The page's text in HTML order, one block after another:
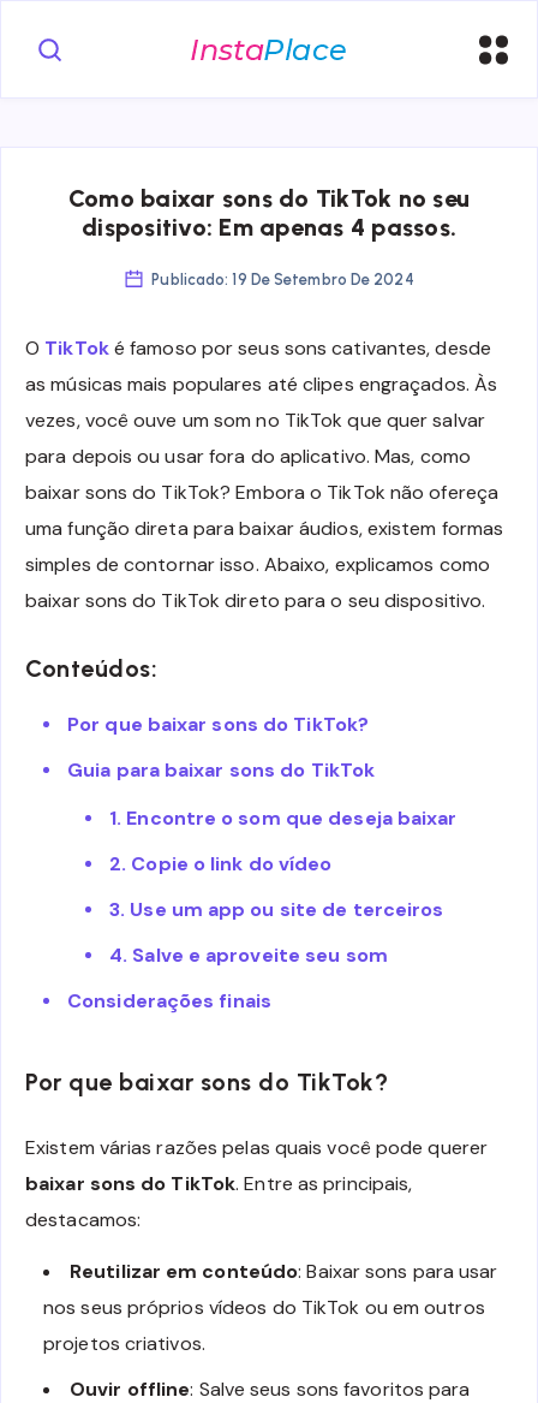
Como baixar sons do TikTok no seu
dispositivo: Em apenas 4 passos.
Publicado: 19 De Setembro De 2024
O TikToké famoso por seus sons cativantes, desde
as músicas mais populares até clipes engraçados. Às
vezes, você ouve um som no TikTok que quer salvar
para depois ou usar fora do aplicativo. Mas, como
baixar sons do TikTok? Embora o TikTok não ofereça
uma função direta para baixar áudios, existem formas
simples de contornar isso. Abaixo, explicamos como
baixar sons do TikTok direto para o seu dispositivo.
Conteúdos:
Por que baixar sons do TikTok?
Guia para baixar sons do TikTok
1. Encontre o som que deseja baixar
2. Copie o link do vídeo
3. Use um app ou site de terceiros
4. Salve e aproveite seu som
Considerações finais
Por que baixar sons do TikTok?
Existem várias razões pelas quais você pode querer
baixar sons do TikTok. Entre as principais,
destacamos:
Reutilizar em conteúdo: Baixar sons para usar
nos seus próprios vídeos do TikTok ou em outros
projetos criativos.
Ouvir offline: Salve seus sons favoritos para